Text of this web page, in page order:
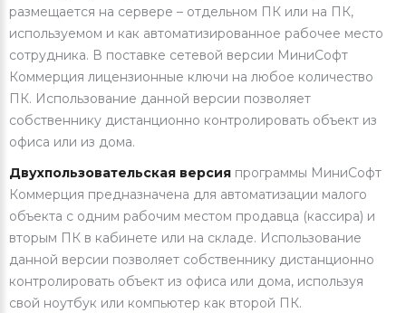
размещается на сервере – отдельном ПК или на ПК,
используемом и как автоматизированное рабочее место
сотрудника. В поставке сетевой версии МиниСофт
Коммерция лицензионные ключи на любое количество
ПК. Использование данной версии позволяет
собственнику дистанционно контролировать объект из
офиса или из дома.
Двухпользовательская версия программы МиниСофт
Коммерция предназначена для автоматизации малого
объекта с одним рабочим местом продавца (кассира) и
вторым ПК в кабинете или на складе. Использование
данной версии позволяет собственнику дистанционно
контролировать объект из офиса или дома, используя
свой ноутбук или компьютер как второй ПК.